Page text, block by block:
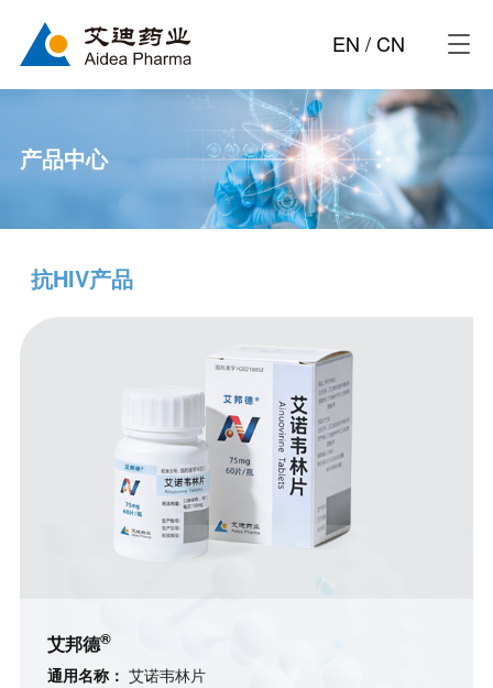
EN /CN
产品中心
抗HIV产品
艾邦德®
通用名称： 艾诺韦林片